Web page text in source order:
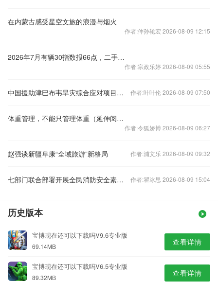
在内蒙古感受星空文旅的浪漫与烟火
作者:仲孙轮宏 2026-08-09 12:15
2026年7月有辆30指数报66点，二手车出海开辟行业新增量
作者:宗政乐婷 2026-08-09 05:55
中国援助津巴布韦旱灾综合应对项目启动 作者:叶叶伦 2026-08-09 07:50
体重管理，不能只管理体重（延伸阅读）
作者:令狐娇博 2026-08-09 06:27
赵强谈新疆阜康“全域旅游”新格局 作者:浦文乐 2026-08-09 09:32
七部门联合部署开展全民消防安全素质提升行动 作者:瞿冰思 2026-08-09 15:04
历史版本
宝博现在还可以下载吗V9.6专业版
69.14MB 查看详情
宝博现在还可以下载吗V6.5专业版
89.32MB 查看详情